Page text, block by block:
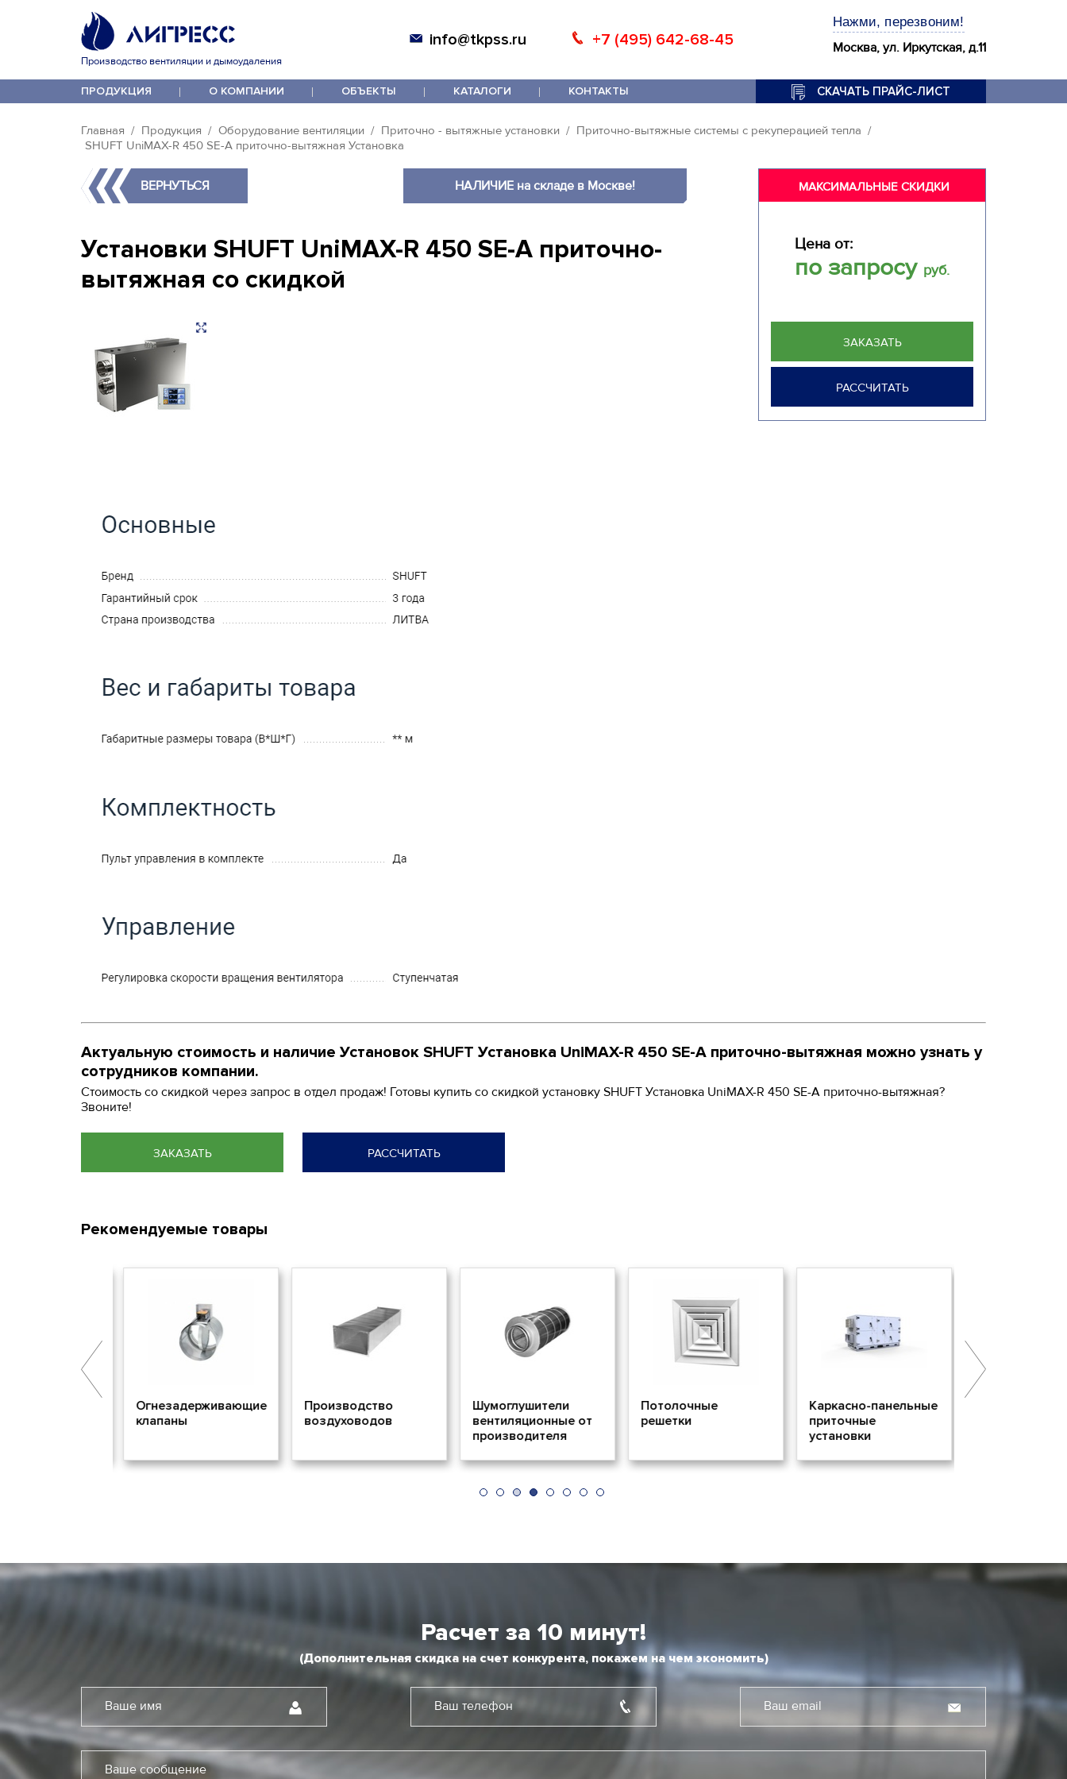
Производство вентиляции и дымоудаления
info@tkpss.ru +7 (495) 642-68-45
Нажми, перезвоним!
Москва, ул. Иркутская, д.11
ПРОДУКЦИЯ О КОМПАНИИ ОБЪЕКТЫ КАТАЛОГИ КОНТАКТЫ СКАЧАТЬ ПРАЙС-ЛИСТ
Главная Продукция Оборудование вентиляции Приточно - вытяжные установки
Приточно-вытяжные системы с рекуперацией тепла
SHUFT UniMAX-R 450 SE-A приточно-вытяжная Установка
ВЕРНУТЬСЯ НАЛИЧИЕ на складе в Москве!
Установки SHUFT UniMAX-R 450 SE-A приточно-
вытяжная со скидкой
МАКСИМАЛЬНЫЕ СКИДКИ
Цена от:
по запросу руб.
ЗАКАЗАТЬ
РАССЧИТАТЬ
Актуальную стоимость и наличие Установок SHUFT Установка UniMAX-R 450 SE-A приточно-вытяжная можно узнать у
сотрудников компании.
Стоимость со скидкой через запрос в отдел продаж! Готовы купить со скидкой установку SHUFT Установка UniMAX-R 450 SE-A приточно-вытяжная?
Звоните!
ЗАКАЗАТЬ РАССЧИТАТЬ
Рекомендуемые товары
Огнезадерживающие
клапаны
Производство
воздуховодов
Шумоглушители
вентиляционные от
производителя
Потолочные
решетки
Каркасно-панельные
приточные
установки
Расчет за 10 минут!
(Дополнительная скидка на счет конкурента, покажем на чем экономить)
Ваше имя Ваш телефон Ваш email
Ваше сообщение